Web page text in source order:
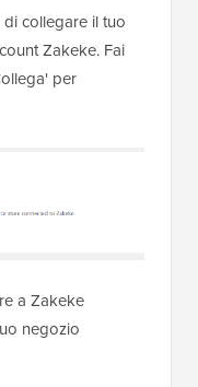
collegare il tuo
Zakeke. Fai
per
a Zakeke
negozio